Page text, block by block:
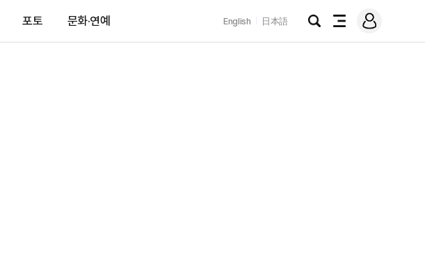
포토 문화·연예 English 日本語
검
전
메
그